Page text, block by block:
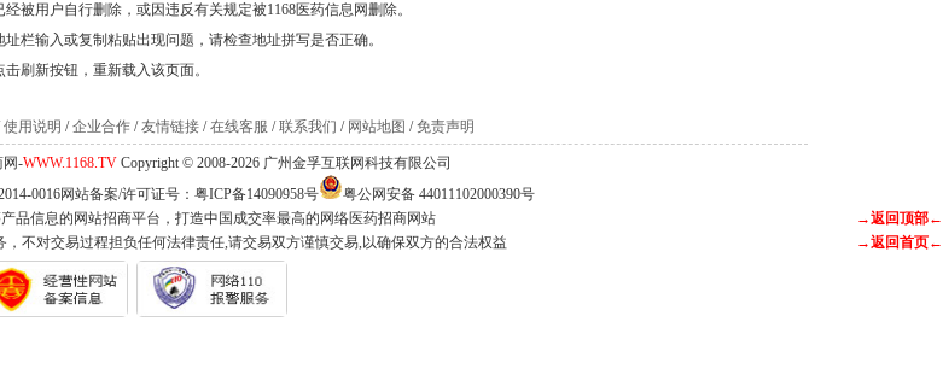
被用户自行删除，或因违反有关规定被1168医药信息网删除。
址栏输入或复制粘贴出现问题，请检查地址拼写是否正确。
刷新按钮，重新载入该页面。
使用说明 /企业合作 /友情链接 /在线客服 /联系我们 / 网站地图 /免责声明
网-WWW.1168.TV Copyright © 2008-2026 广州金孚互联网科技有限公司
0016网站备案/许可证号： 粤ICP备14090958号
粤公网安备 44011102000390号
品信息的网站招商平台，打造中国成交率最高的网络医药招商网站
→返回顶部←
不对交易过程担负任何法律责任,请交易双方谨慎交易,以确保双方的合法权益
→返回首页←